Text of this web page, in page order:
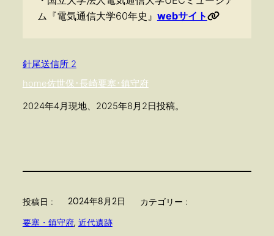
ム『電気通信大学60年史』 webサイト
針尾送信所 2
home佐世保･長崎要塞･鎮守府
2024年4月現地、2025年8月2日投稿。
投稿日 : 2024年8月2日 カテゴリー :
要塞・鎮守府, 近代遺跡